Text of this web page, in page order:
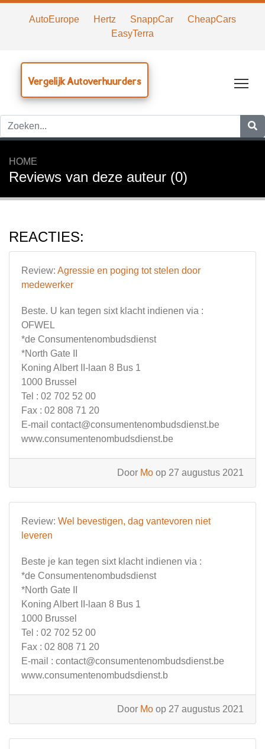
AutoEurope Hertz SnappCar
CheapCars
EasyTerra
Vergelijk Autoverhuurders
HOME
Reviews van deze auteur (0)
REACTIES:
Review: Agressie en poging tot stelen door
medewerker
Beste. U kan tegen sixt klacht indienen via :
OFWEL
*de Consumentenombudsdienst
*North Gate II
Koning Albert II-laan 8 Bus 1
1000 Brussel
Tel : 02 702 52 00
Fax : 02 808 71 20
E-mail contact@consumentenombudsdienst.be
www.consumentenombudsdienst.be
Door Mo op 27 augustus 2021
Review: Wel bevestigen, dag vantevoren niet
leveren
Beste je kan tegen sixt klacht indienen via :
*de Consumentenombudsdienst
*North Gate II
Koning Albert II-laan 8 Bus 1
1000 Brussel
Tel : 02 702 52 00
Fax : 02 808 71 20
E-mail : contact@consumentenombudsdienst.be
www.consumentenombudsdienst.b
Door Mo op 27 augustus 2021